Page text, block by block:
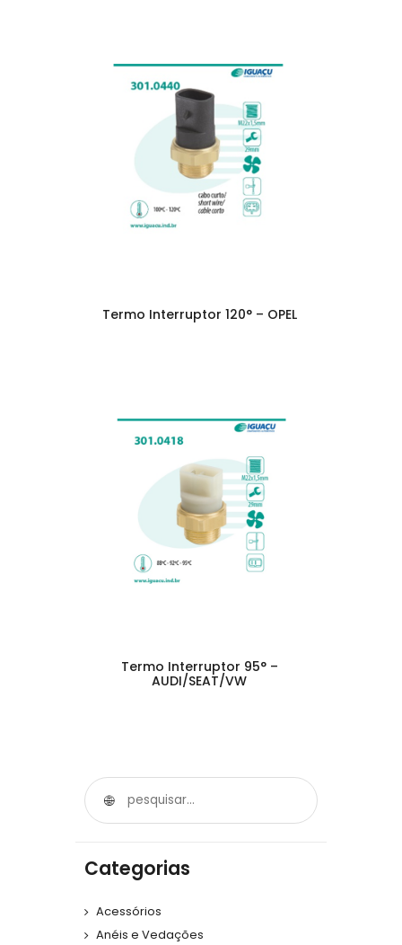
Termo Interruptor 120° – OPEL
Termo Interruptor 95° –
AUDI/SEAT/VW
Categorias
Acessórios
Anéis e Vedações